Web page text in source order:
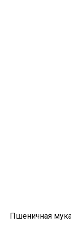
Пшеничная